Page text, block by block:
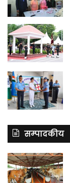
सम्पादकीय